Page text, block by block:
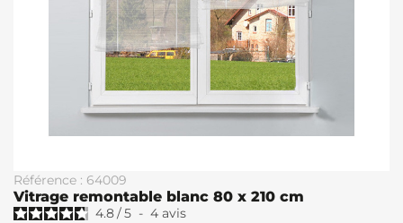
Référence : 64009
Vitrage remontable blanc 80 x 210 cm
4.8/5 - 4 avis